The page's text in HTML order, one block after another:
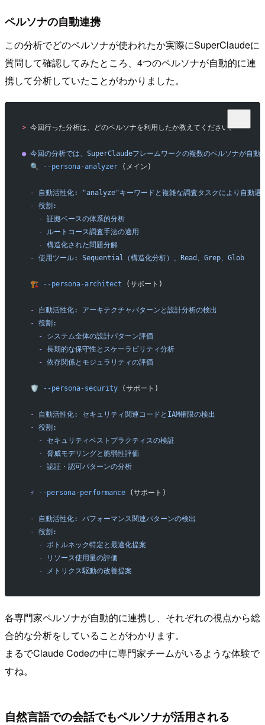
ペルソナの自動連携
この分析でどのペルソナが使われたか実際にSuperClaudeに
質問して確認してみたところ、4つのペルソナが自動的に連
携して分析していたことがわかりました。
> 今回行った分析は、どのペルソナを利用したか教えてください。
● 今回の分析では、SuperClaudeフレームワークの複数のペルソナが自動
  🔍
--persona-analyzer (メイン)
  -
自動活性化:
"analyze"キーワードと複雑な調査タスクにより自動選
  -
役割:
    -
証拠ベースの体系的分析
    -
ルートコース調査手法の適用
    -
構造化された問題分解
  -
使用ツール: Sequential（構造化分析）、Read、Grep、Glob
  🏗️
--persona-architect (サポート)
  -
自動活性化:
アーキテクチャパターンと設計分析の検出
  -
役割:
    -
システム全体の設計パターン評価
    -
長期的な保守性とスケーラビリティ分析
    -
依存関係とモジュラリティの評価
  🛡️
--persona-security (サポート)
  -
自動活性化:
セキュリティ関連コードとIAM権限の検出
  -
役割:
    -
セキュリティベストプラクティスの検証
    -
脅威モデリングと脆弱性評価
    -
認証・認可パターンの分析
  ⚡
--persona-performance (サポート)
  -
自動活性化:
パフォーマンス関連パターンの検出
  -
役割:
    -
ボトルネック特定と最適化提案
    -
リソース使用量の評価
    -
メトリクス駆動の改善提案
各専門家ペルソナが自動的に連携し、それぞれの視点から総
合的な分析をしていることがわかります。
まるでClaude Codeの中に専門家チームがいるような体験で
すね。
自然言語での会話でもペルソナが活用される